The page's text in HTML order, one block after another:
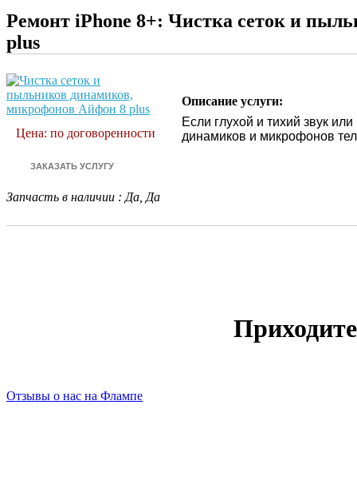
Ремонт iPhone 8+: Чистка сеток и
plus
Цена: по договоренности
Описание услуги:
Если глухой и тихий звук
динамиков и микрофонов
Запчасть в наличии : Да, Да
Отзывы о нас на Флампе